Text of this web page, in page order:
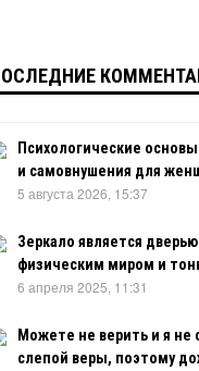
Психологические
и самовнушения для
5 августа 2026, 15:37
Зеркало является
физическим миром и
6 апреля 2025, 11:31
Можете не верить и я не
слепой веры, поэтому